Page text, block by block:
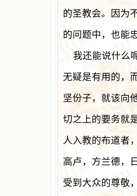
的圣教会。因为
的问题中，也能
我还能说什么
无疑是有用的，
坚份子，就该向
切之上的要务就
人入教的布道者
高卢，方兰德，
受到大众的尊敬